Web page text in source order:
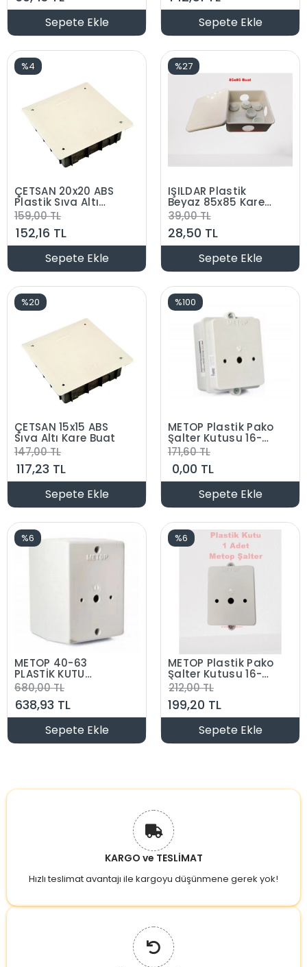
Contalı Kapak)
Sepete Ekle
Contalı Kapak)
Sepete Ekle
%4
ÇETSAN 20x20 ABS
Plastik Sıva Altı
Kare Buat
159,00 TL
152,16 TL
Sepete Ekle
%27
IŞILDAR Plastik
Beyaz 85x85 Kare
Atigron Buat Delikli
+ Plastik Rekorlu
39,00 TL
28,50 TL
Sepete Ekle
%20
ÇETSAN 15x15 ABS
Sıva Altı Kare Buat
147,00 TL
117,23 TL
Sepete Ekle
%100
METOP Plastik Pako
Şalter Kutusu 16-
32A Arası Enversör
- Kutup Değiştirici
171,60 TL
0,00 TL
Sepete Ekle
%6
METOP 40-63
PLASTİK KUTU
ŞALTER KUTUSU
(BÜYÜK)
680,00 TL
638,93 TL
Sepete Ekle
%6
METOP Plastik Pako
Şalter Kutusu 16-
32A Arası Enversör
- Kutup Değiştirici
212,00 TL
199,20 TL
Sepete Ekle
KARGO ve TESLİMAT
Hızlı teslimat avantajı ile kargoyu düşünmene gerek yok!